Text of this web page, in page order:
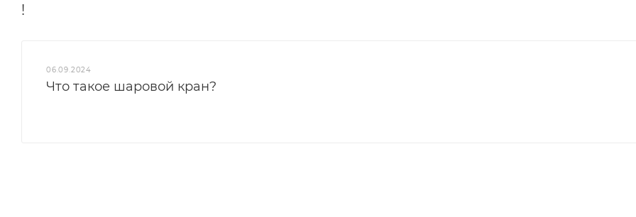
!
06.09.2024
Что такое шаровой кран?